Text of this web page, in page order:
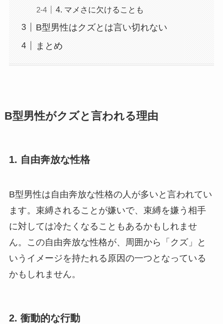
4. マメさに欠けることも
B型男性はクズとは言い切れない
まとめ
B型男性がクズと言われる理由
1. 自由奔放な性格
B型男性は自由奔放な性格の人が多いと言われてい
ます。束縛されることが嫌いで、束縛を嫌う相手
に対しては冷たくなることもあるかもしれませ
ん。この自由奔放な性格が、周囲から「クズ」と
いうイメージを持たれる原因の一つとなっている
かもしれません。
2. 衝動的な行動